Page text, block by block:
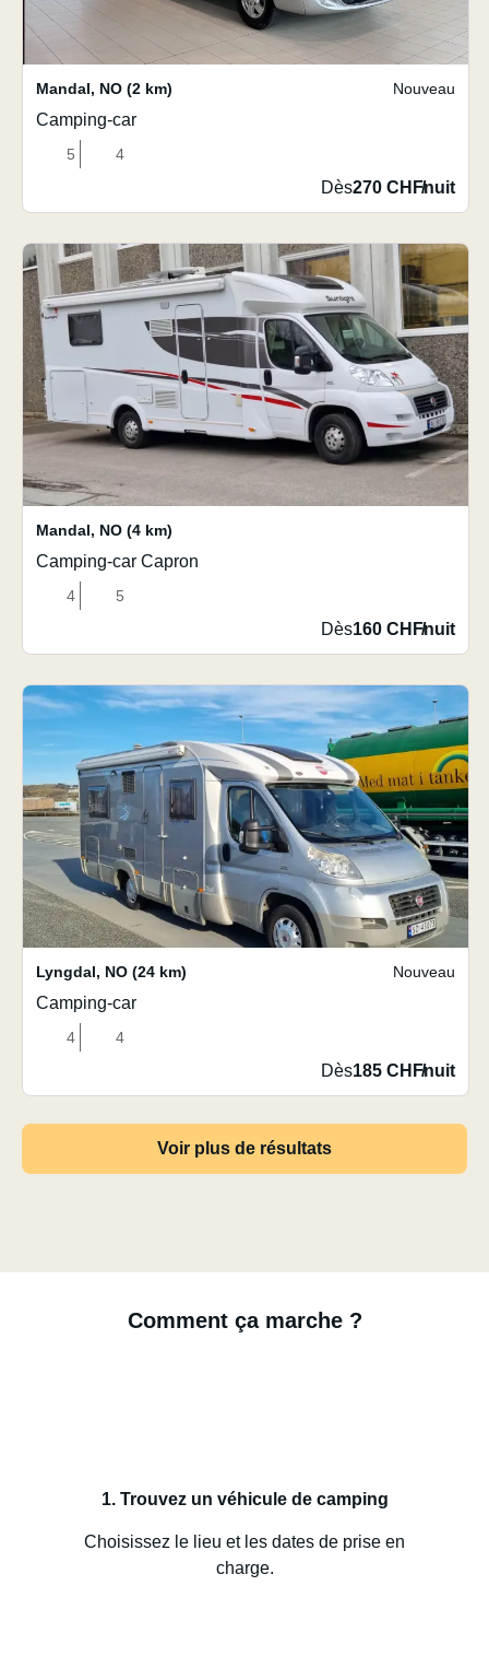
Mandal, NO (2 km) Nouveau
Camping-car
5 4
Dès270 CHF/nuit
Mandal, NO (4 km)
Camping-car Capron
4 5
Dès160 CHF/nuit
Lyngdal, NO (24 km) Nouveau
Camping-car
4 4
Dès185 CHF/nuit
Voir plus de résultats
Comment ça marche ?
1. Trouvez un véhicule de camping
Choisissez le lieu et les dates de prise en
charge.